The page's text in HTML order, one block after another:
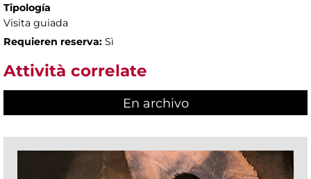
Tipología
Visita guiada
Requieren reserva: Sì
Attività correlate
En archivo